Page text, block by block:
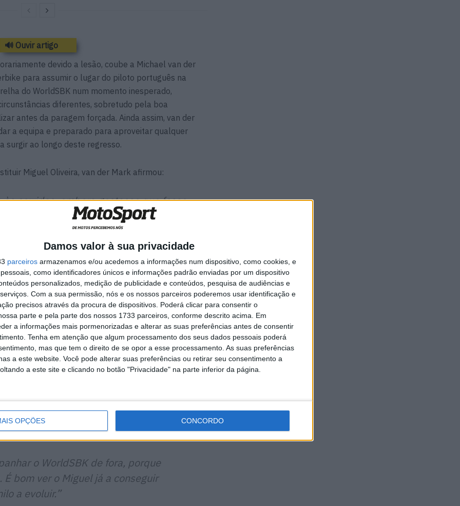
Damos valor à sua privacidade
parceiros armazenamos e/ou acedemos a informações num dispositivo, como cookies, e
como identificadores únicos e informações padrão enviadas por um dispositivo
personalizados, medição de publicidade e conteúdos, pesquisa de audiências e
Com a sua permissão, nós e os nossos parceiros poderemos usar identificação e
precisos através da procura de dispositivos. Poderá clicar para consentir o
parte e pela parte dos nossos 1733 parceiros, conforme descrito acima. Em
a informações mais pormenorizadas e alterar as suas preferências antes de consentir
Tenha em atenção que algum processamento dos seus dados pessoais poderá
mas que tem o direito de se opor a esse processamento. As suas preferências
a este website. Você pode alterar suas preferências ou retirar seu consentimento a
a este site e clicando no botão "Privacidade" na parte inferior da página.
OPÇÕES CONCORDO
🔊 Ouvir artigo
devido a lesão, coube a Michael van der
para assumir o lugar do piloto português na
do WorldSBK num momento inesperado,
diferentes, sobretudo pela boa
antes da paragem forçada. Ainda assim, van der
a equipa e preparado para aproveitar qualquer
surgir ao longo deste regresso.
Miguel Oliveira, van der Mark afirmou:
às corridas, embora gostasse que fosse
porque o Miguel estava a fazer uma
É realmente uma pena que esteja
por poder ajudar a equipa e pilotar a
eu teria uma vida tranquila com
no EWC, mas agora parece que vou
nas próximas cinco semanas!
do que antes. É um trabalho diferente,
mas aquilo de que mais gosto é
testar, mas quando se entra num fim
entra-se claramente em modo de
oportunidade de conseguir bons
atrás dela.
o WorldSBK de fora, porque
bom ver o Miguel já a conseguir
a evoluir.”